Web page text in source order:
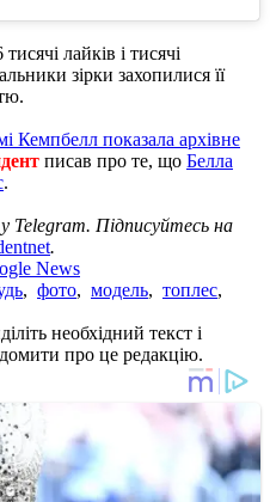
лайків і тисячі
зірки захопилися її
Кемпбелл показала архівне
писав про те, що Белла
.
Telegram. Підписуйтесь на
.
News
, фото, модель, топлес,
необхідний текст і
про це редакцію.